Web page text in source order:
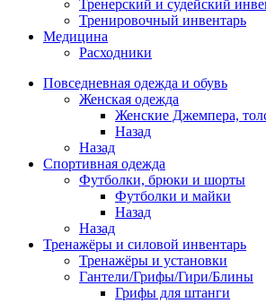
Тренерский и судейский
Тренировочный инвентарь
Медицина
Расходники
Повседневная одежда и обувь
Женская одежда
Женские Джемпера,
Назад
Назад
Спортивная одежда
Футболки, брюки и шорты
Футболки и майки
Назад
Назад
Тренажёры и силовой инвентарь
Тренажёры и установки
Гантели/Грифы/Гири/Блины
Грифы для штанги